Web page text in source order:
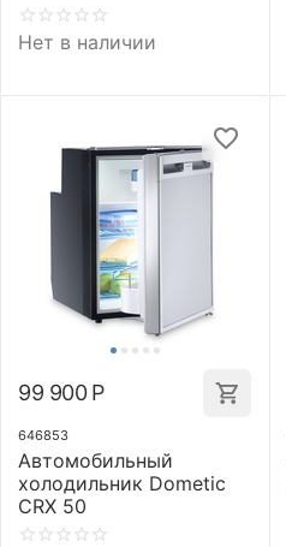
Нет в наличии
99 900 Р
646853
Автомобильный
холодильник Dometic
CRX 50